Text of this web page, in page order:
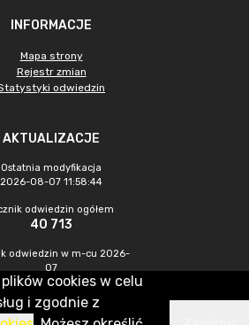
INFORMACJE
Mapa strony
Rejestr zmian
odwiedzin
AKTUALIZACJE
Ostatnia modyfikacja
2026-08-07 11:58:44
odwiedzin ogółem
40 713
odwiedzin w m-cu 2026-
07
350
cookies w celu
i zgodnie z